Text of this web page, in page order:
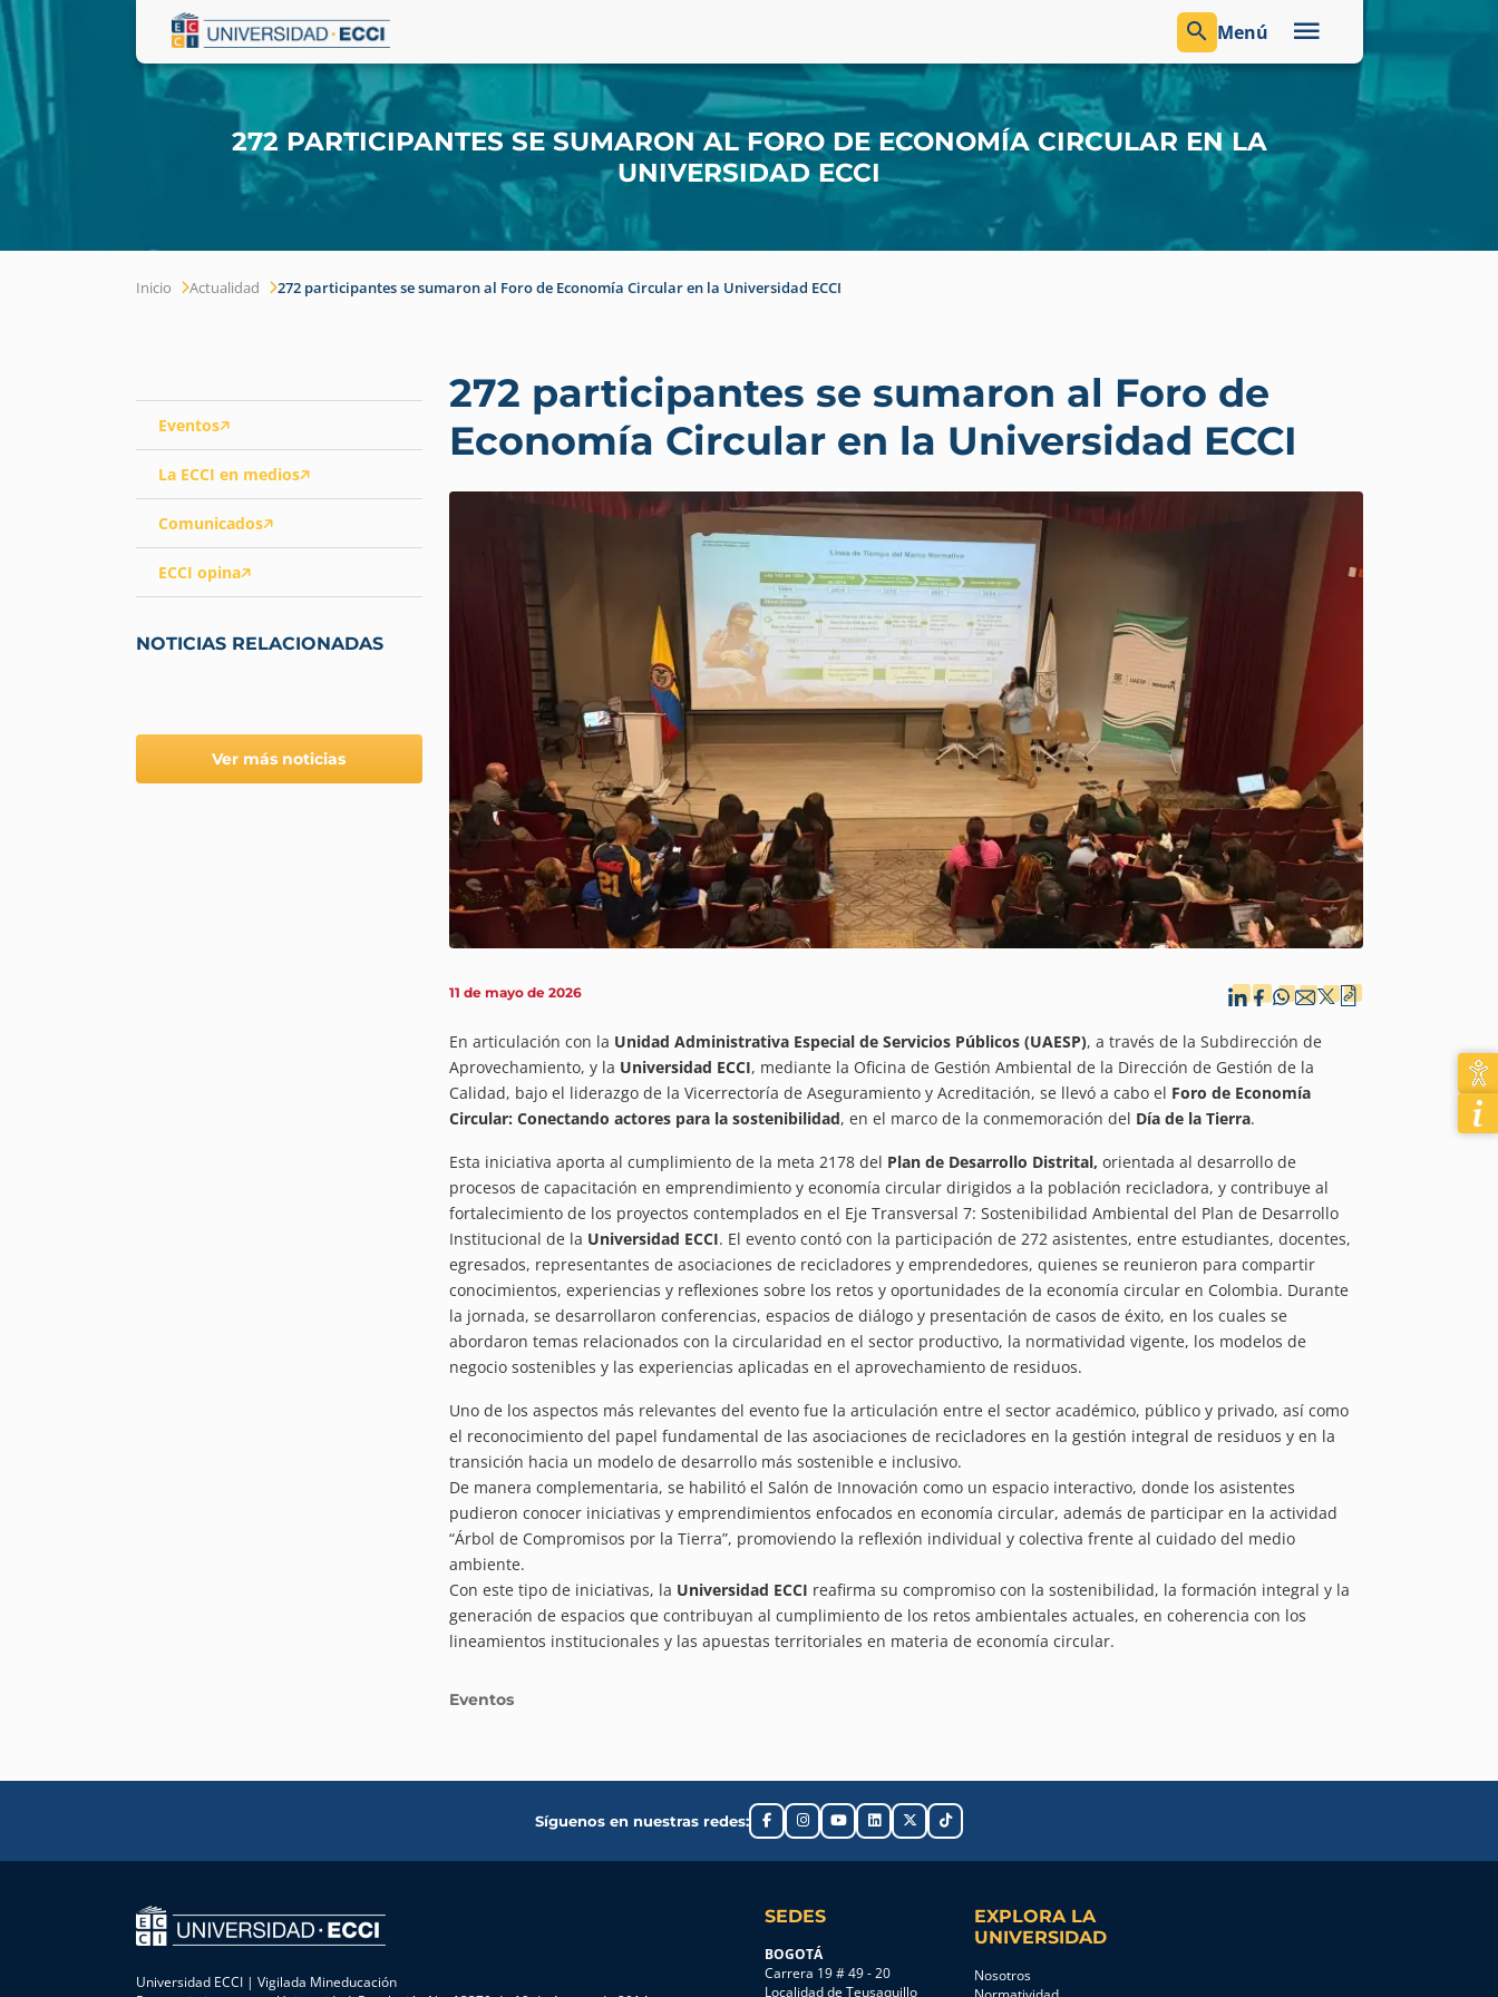
Menú
272 PARTICIPANTES SE SUMARON AL FORO DE ECONOMÍA CIRCULAR EN LA
UNIVERSIDAD ECCI
Inicio Actualidad 272 participantes se sumaron al Foro de Economía Circular en la Universidad ECCI
Eventos
La ECCI en medios
Comunicados
ECCI opina
NOTICIAS RELACIONADAS
Ver más noticias
272 participantes se sumaron al Foro de
Economía Circular en la Universidad ECCI
11 de mayo de 2026
En articulación con la Unidad Administrativa Especial de Servicios Públicos (UAESP), a través de la Subdirección de
Aprovechamiento, y la Universidad ECCI, mediante la Oficina de Gestión Ambiental de la Dirección de Gestión de la
Calidad, bajo el liderazgo de la Vicerrectoría de Aseguramiento y Acreditación, se llevó a cabo el Foro de Economía
Circular: Conectando actores para la sostenibilidad, en el marco de la conmemoración del Día de la Tierra.
Esta iniciativa aporta al cumplimiento de la meta 2178 del Plan de Desarrollo Distrital, orientada al desarrollo de
procesos de capacitación en emprendimiento y economía circular dirigidos a la población recicladora, y contribuye al
fortalecimiento de los proyectos contemplados en el Eje Transversal 7: Sostenibilidad Ambiental del Plan de Desarrollo
Institucional de la Universidad ECCI. El evento contó con la participación de 272 asistentes, entre estudiantes, docentes,
egresados, representantes de asociaciones de recicladores y emprendedores, quienes se reunieron para compartir
conocimientos, experiencias y reflexiones sobre los retos y oportunidades de la economía circular en Colombia. Durante
la jornada, se desarrollaron conferencias, espacios de diálogo y presentación de casos de éxito, en los cuales se
abordaron temas relacionados con la circularidad en el sector productivo, la normatividad vigente, los modelos de
negocio sostenibles y las experiencias aplicadas en el aprovechamiento de residuos.
Uno de los aspectos más relevantes del evento fue la articulación entre el sector académico, público y privado, así como
el reconocimiento del papel fundamental de las asociaciones de recicladores en la gestión integral de residuos y en la
transición hacia un modelo de desarrollo más sostenible e inclusivo.
De manera complementaria, se habilitó el Salón de Innovación como un espacio interactivo, donde los asistentes
pudieron conocer iniciativas y emprendimientos enfocados en economía circular, además de participar en la actividad
“Árbol de Compromisos por la Tierra”, promoviendo la reflexión individual y colectiva frente al cuidado del medio
ambiente.
Con este tipo de iniciativas, la Universidad ECCI reafirma su compromiso con la sostenibilidad, la formación integral y la
generación de espacios que contribuyan al cumplimiento de los retos ambientales actuales, en coherencia con los
lineamientos institucionales y las apuestas territoriales en materia de economía circular.
Eventos
Síguenos en nuestras redes:
Universidad ECCI | Vigilada Mineducación
SEDES
BOGOTÁ
Carrera 19 # 49 - 20
Localidad de Teusaquillo
EXPLORA LA
UNIVERSIDAD
Nosotros